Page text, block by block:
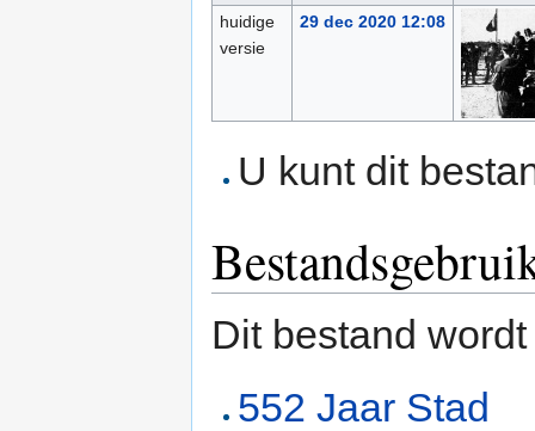
huidige
versie
29 dec 2020 12:08
U kunt dit
Dit bestand
552 Jaar Stad